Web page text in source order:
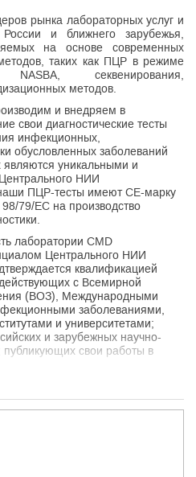
рынка лабораторных услуг и
и ближнего зарубежья,
на основе современных
таких как ПЦР в режиме
секвенирования,
методов.
и внедряем в
свои диагностические тесты
инфекционных,
обусловленных заболеваний
являются уникальными и
НИИ
ПЦР-тесты имеют СЕ-марку
98/79/ЕС на производство
лаборатории CMD
Центрального НИИ
квалификацией
с Всемирной
(ВОЗ), Международными
заболеваниями,
и университетами;
и зарубежных научно-
публикующих свои работы в
которых доценты и
медицинских наук, вносят
и расширение спектра